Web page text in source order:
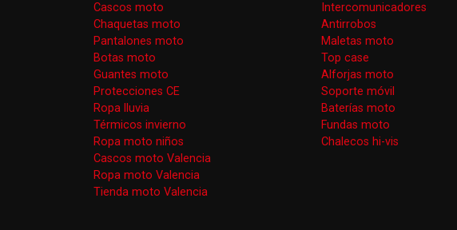
Cascos moto
Chaquetas moto
Pantalones moto
Botas moto
Guantes moto
Protecciones CE
Ropa lluvia
Térmicos invierno
Ropa moto niños
Cascos moto Valencia
Ropa moto Valencia
Tienda moto Valencia
Intercomunicadores
Antirrobos
Maletas moto
Top case
Alforjas moto
Soporte móvil
Baterías moto
Fundas moto
Chalecos hi-vis